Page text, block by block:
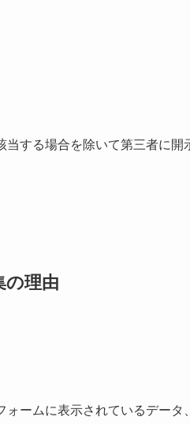
する場合を除いて第三者に開
の理由
ームに表示されているデータ